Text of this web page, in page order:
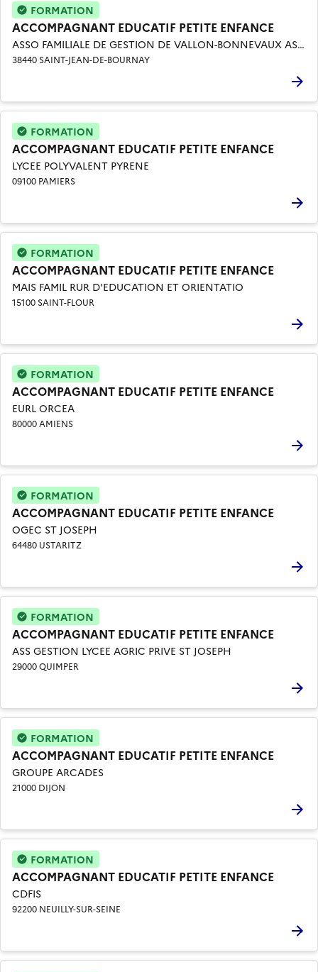
FORMATION
ACCOMPAGNANT EDUCATIF PETITE ENFANCE
ASSO FAMILIALE DE GESTION DE VALLON-BONNEVAUX ASSO RESPONSABLE DU LYCEE DE LENSEIGNEMENT AGRICOLE PRIVE VALLON-BONNEVAUX
38440 SAINT-JEAN-DE-BOURNAY
FORMATION
ACCOMPAGNANT EDUCATIF PETITE ENFANCE
LYCEE POLYVALENT PYRENE
09100 PAMIERS
FORMATION
ACCOMPAGNANT EDUCATIF PETITE ENFANCE
MAIS FAMIL RUR D'EDUCATION ET ORIENTATIO
15100 SAINT-FLOUR
FORMATION
ACCOMPAGNANT EDUCATIF PETITE ENFANCE
EURL ORCEA
80000 AMIENS
FORMATION
ACCOMPAGNANT EDUCATIF PETITE ENFANCE
OGEC ST JOSEPH
64480 USTARITZ
FORMATION
ACCOMPAGNANT EDUCATIF PETITE ENFANCE
ASS GESTION LYCEE AGRIC PRIVE ST JOSEPH
29000 QUIMPER
FORMATION
ACCOMPAGNANT EDUCATIF PETITE ENFANCE
GROUPE ARCADES
21000 DIJON
FORMATION
ACCOMPAGNANT EDUCATIF PETITE ENFANCE
CDFIS
92200 NEUILLY-SUR-SEINE